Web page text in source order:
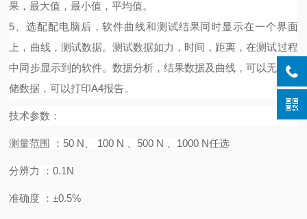
果，最大值，最小值，平均值。
5、选配配电脑后，软件曲线和测试结果同时显示在一个界面
上，曲线，测试数据。测试数据如力，时间，距离，在测试过程
中同步显示到的软件。数据分析，结果数据及曲线，可以无限存
储数据，可以打印A4报告。
技术参数：
测量范围 ： 50 N、 100 N 、500 N 、1000 N任选
分辨力 ：0.1N
准确度 ：±0.5%